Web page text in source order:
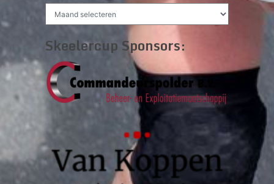
archief:
Skeelercup Sponsors: